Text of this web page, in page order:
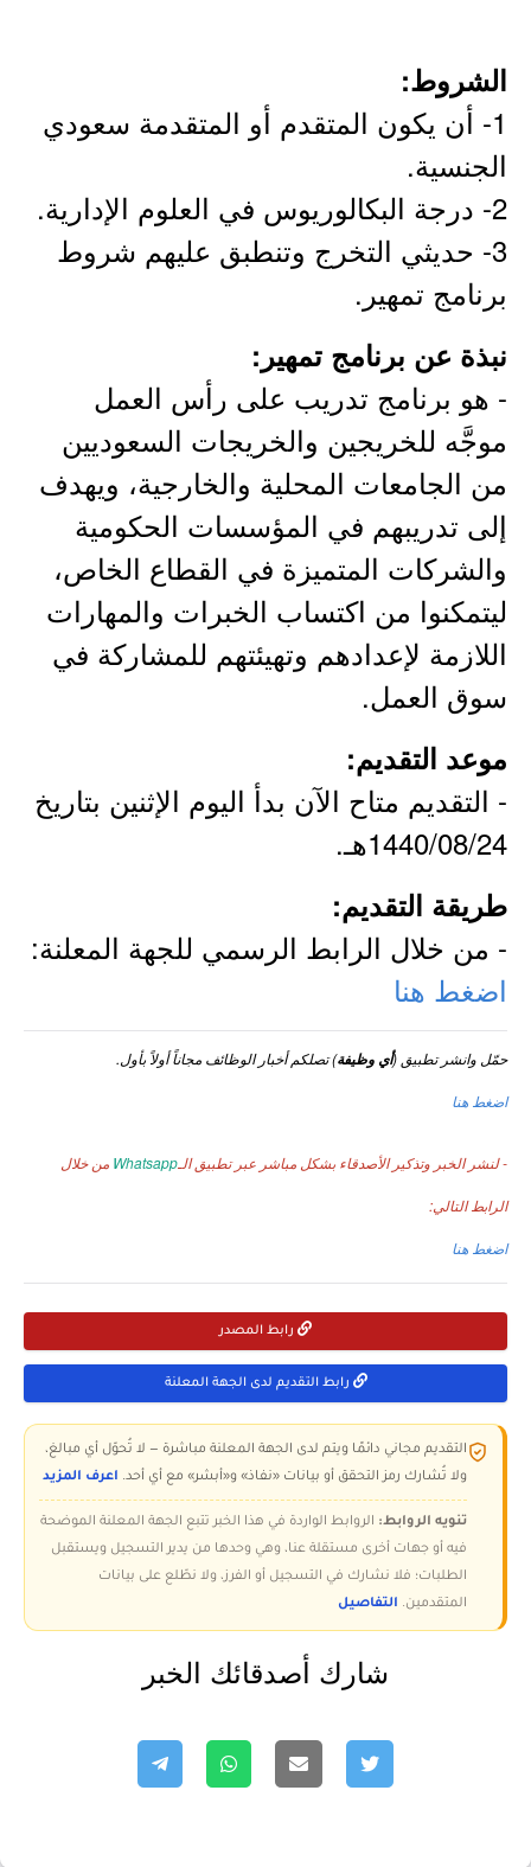
الشروط:
1- أن يكون المتقدم أو المتقدمة سعودي
الجنسية.
2- درجة البكالوريوس في العلوم الإدارية.
3- حديثي التخرج وتنطبق عليهم شروط
برنامج تمهير.
نبذة عن برنامج تمهير:
- هو برنامج تدريب على رأس العمل
موجَّه للخريجين والخريجات السعوديين
من الجامعات المحلية والخارجية، ويهدف
إلى تدريبهم في المؤسسات الحكومية
والشركات المتميزة في القطاع الخاص،
ليتمكنوا من اكتساب الخبرات والمهارات
اللازمة لإعدادهم وتهيئتهم للمشاركة في
سوق العمل.
موعد التقديم:
- التقديم متاح الآن بدأ اليوم الإثنين بتاريخ
1440/08/24هـ.
طريقة التقديم:
- من خلال الرابط الرسمي للجهة المعلنة:
اضغط هنا
حمّل وانشر تطبيق (أي وظيفة) تصلكم أخبار الوظائف مجاناً أولاً بأول.
اضغط هنا
- لنشر الخبر وتذكير الأصدقاء بشكل مباشر عبر تطبيق الـ Whatsapp من خلال
الرابط التالي:
اضغط هنا
رابط المصدر
رابط التقديم لدى الجهة المعلنة
التقديم مجاني دائمًا ويتم لدى الجهة المعلنة مباشرة — لا تُحوّل أي مبالغ،
ولا تُشارك رمز التحقق أو بيانات «نفاذ» و«أبشر» مع أي أحد. اعرف المزيد
تنويه الروابط: الروابط الواردة في هذا الخبر تتبع الجهة المعلنة الموضحة
فيه أو جهات أخرى مستقلة عنا، وهي وحدها من يدير التسجيل ويستقبل
الطلبات؛ فلا نشارك في التسجيل أو الفرز، ولا نطّلع على بيانات
المتقدمين. التفاصيل
شارك أصدقائك الخبر